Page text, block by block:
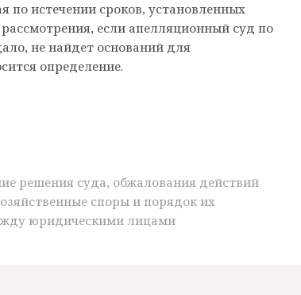
по истечении сроков, установленных
рассмотрения, если апелляционный суд по
не найдет оснований для
определение.
решения суда, обжалования действий
споры и порядок их
юридическими лицами